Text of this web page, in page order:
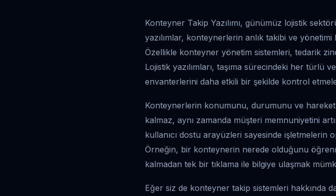
Konteyner Takip Yazılımı, günümüz lojistik
yazılımlar, konteynerlerin anlık takibi ve
Özellikle konteyner yönetim sistemleri, tedarik
Lojistik yazılımları, taşıma sürecindeki her
envanterlerini daha etkili bir şekilde kontrol
Konteynerlerin konumunu, durumunu ve
kalmaz, aynı zamanda müşteri memnuniyetini
kullanıcı dostu arayüzleri sayesinde işletmelerin
Örneğin, bir konteynerin nerede olduğunu
kalmadan tek bir tıklama ile bilgiye ulaşmak
Eğer siz de konteyner takip sistemleri hakkında